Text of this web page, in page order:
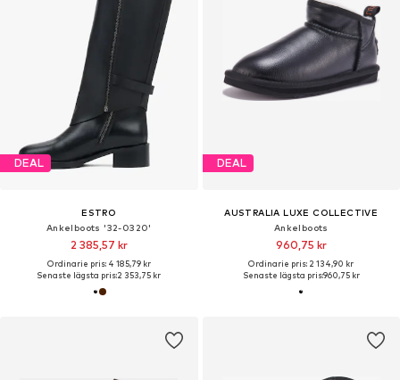
DEAL
ESTRO
Ankelboots '32-0320'
2 385,57 kr
Ordinarie pris: 4 185,79 kr
Senaste lägsta pris:2 353,75 kr
DEAL
AUSTRALIA LUXE COLLECTIVE
Ankelboots
960,75 kr
Ordinarie pris: 2 134,90 kr
Senaste lägsta pris:960,75 kr